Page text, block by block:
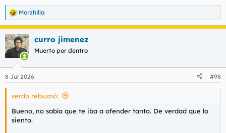
R
e
a
c
c
e
s
Morzhilla
curro jimenez
Muerto por dentro
8 Jul 2026 #98
serdo rebuznó:
Bueno, no sabía que te iba a ofender tanto. De verdad que lo
siento.